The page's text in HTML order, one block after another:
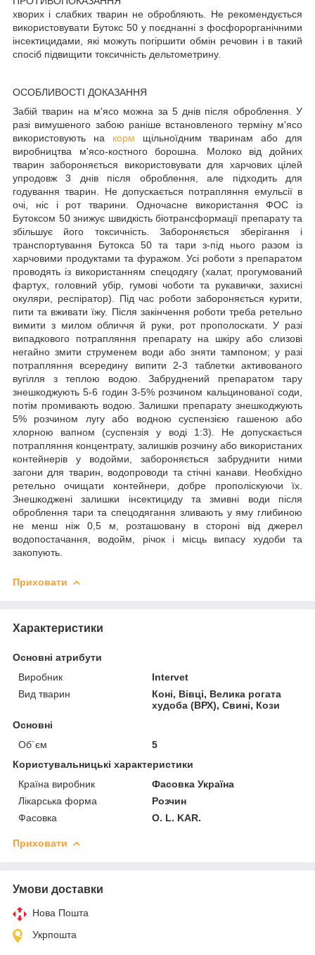
хворих і слабких тварин не обробляють. Не рекомендується
використовувати Бутокс 50 у поєднанні з фосфорорганічними
інсектицидами, які можуть погіршити обмін речовин і в такий
спосіб підвищити токсичність дельтометрину.
ОСОБЛИВОСТІ ДОКАЗАННЯ
Забій тварин на м'ясо можна за 5 днів після оброблення. У
разі вимушеного забою раніше встановленого терміну м'ясо
використовують на корм щільноїдним тваринам або для
виробництва м'ясо-костного борошна. Молоко від дойних
тварин забороняється використовувати для харчових цілей
упродовж 3 днів після оброблення, але підходить для
годування тварин. Не допускається потрапляння емульсії в
очі, ніс і рот тварини. Одночасне використання ФОС із
Бутоксом 50 знижує швидкість біотрансформації препарату та
збільшує його токсичність. Забороняється зберігання і
транспортування Бутокса 50 та тари з-під нього разом із
харчовими продуктами та фуражом. Усі роботи з препаратом
проводять із використанням спецодягу (халат, прогумований
фартух, головний убір, гумові чоботи та рукавички, захисні
окуляри, респіратор). Під час роботи забороняється курити,
пити та вживати їжу. Після закінчення роботи треба ретельно
вимити з милом обличчя й руки, рот прополоскати. У разі
випадкового потрапляння препарату на шкіру або слизові
негайно змити струменем води або зняти тампоном; у разі
потрапляння всередину випити 2-3 таблетки активованого
вугілля з теплою водою. Забруднений препаратом тару
знешкоджують 5-6 годин 3-5% розчином кальцинованої соди,
потім промивають водою. Залишки препарату знешкоджують
5% розчином лугу або водною суспензією гашеною або
хлорною вапном (суспензія у воді 1:3). Не допускається
потрапляння концентрату, залишків розчину або використаних
контейнерів у водойми, забороняється забруднити ними
загони для тварин, водопроводи та стічні канави. Необхідно
ретельно очищати контейнери, добре прополіскуючи їх.
Знешкоджені залишки інсектициду та змивні води після
оброблення тари та спецодягання зливають у яму глибиною
не менш ніж 0,5 м, розташовану в стороні від джерел
водопостачання, водойм, річок і місць випасу худоби та
закопують.
Приховати
Характеристики
Основні атрибути
Виробник
Intervet
Вид тварин
Коні, Вівці, Велика рогата
худоба (ВРХ), Свині, Кози
Основні
Об`єм
5
Користувальницькі характеристики
Країна виробник
Фасовка Україна
Лікарська форма
Розчин
Фасовка
О. L. KAR.
Приховати
Умови доставки
Нова Пошта
Укрпошта